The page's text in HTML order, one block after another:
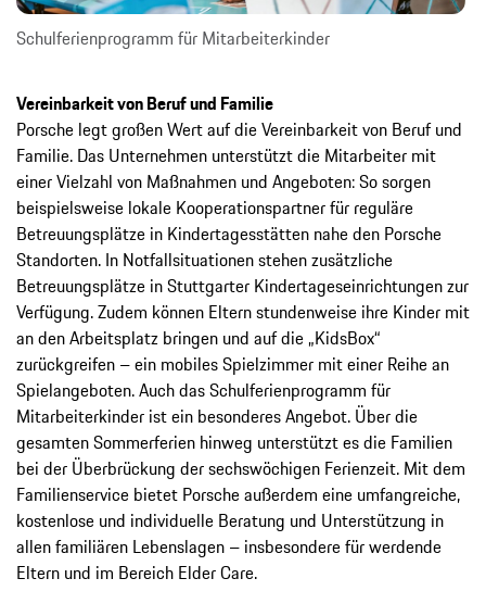
Schulferienprogramm für Mitarbeiterkinder
Vereinbarkeit von Beruf und Familie
Porsche legt großen Wert auf die Vereinbarkeit von Beruf und
Familie. Das Unternehmen ­unterstützt die Mitarbeiter mit
einer Vielzahl von Maßnahmen und Angeboten: So sorgen
beispielsweise lokale Kooperationspartner für reguläre
Betreuungsplätze in Kindertagesstätten nahe den Porsche
Standorten. In Notfallsituationen stehen zusätzliche
Betreuungsplätze in Stuttgarter Kindertageseinrichtungen zur
Verfügung. Zudem können Eltern stundenweise ihre Kinder mit
an den Arbeitsplatz bringen und auf die „KidsBox“
zurückgreifen – ein mobiles Spielzimmer mit einer Reihe an
Spielangeboten. Auch das Schul­ferienprogramm für
Mitarbeiterkinder ist ein besonderes Angebot. Über die
gesamten Sommerferien hinweg unterstützt es die ­Familien
bei der Überbrückung der sechs­wöchigen Ferienzeit. Mit dem
Familienservice bietet Porsche außerdem eine umfangreiche,
kostenlose und individuelle Beratung und ­Unterstützung in
allen familiären Lebens­lagen – insbesondere für werdende
Eltern und im Bereich Elder Care.